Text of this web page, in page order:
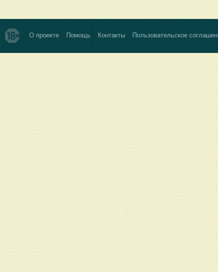
О проекте Помощь Контакты Пользовательское